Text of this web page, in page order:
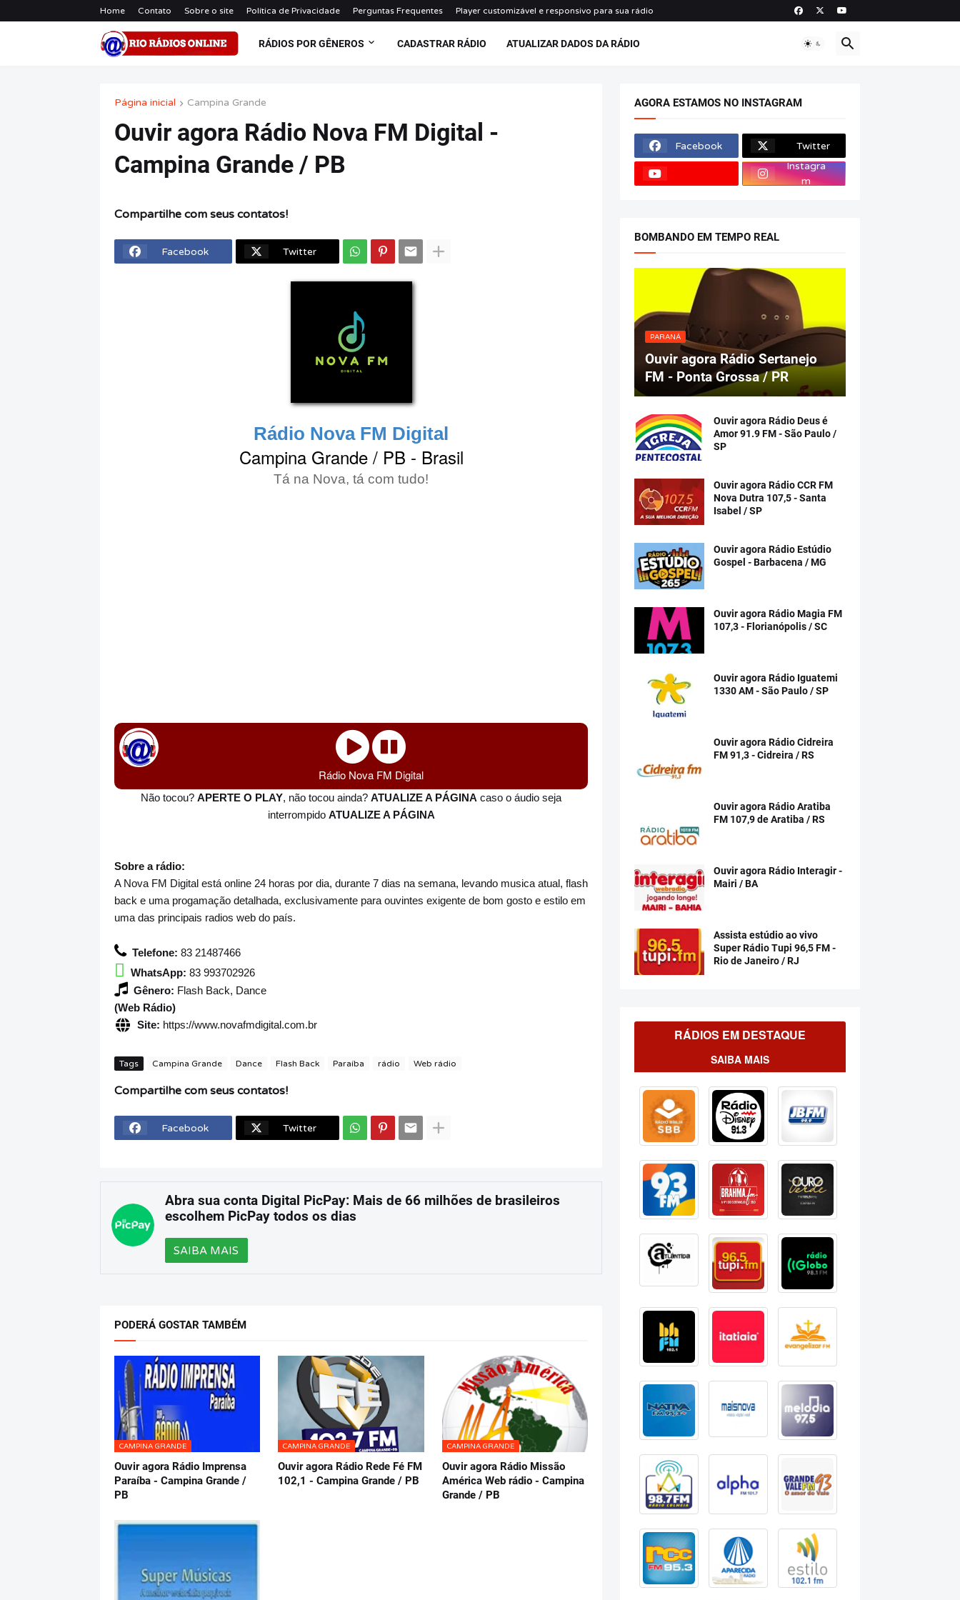
Home Contato Sobre o site Política de Privacidade Perguntas Frequentes Player customizável e responsivo para sua rádio
RÁDIOS POR GÊNEROS CADASTRAR RÁDIO ATUALIZAR DADOS DA RÁDIO
Página inicial Campina Grande
Ouvir agora Rádio Nova FM Digital -
Campina Grande / PB
Compartilhe com seus contatos!
Facebook Twitter
Rádio Nova FM Digital
Campina Grande / PB - Brasil
Tá na Nova, tá com tudo!
Rádio Nova FM Digital
Não tocou? APERTE O PLAY, não tocou ainda? ATUALIZE A PÁGINA caso o áudio seja
interrompido ATUALIZE A PÁGINA
Sobre a rádio:
A Nova FM Digital está online 24 horas por dia, durante 7 dias na semana, levando musica atual, flash
back e uma progamação detalhada, exclusivamente para ouvintes exigente de bom gosto e estilo em
uma das principais radios web do país.
Telefone: 83 21487466
WhatsApp: 83 993702926
Gênero: Flash Back, Dance
(Web Rádio)
Site: https://www.novafmdigital.com.br
Tags Campina Grande Dance Flash Back Paraíba rádio Web rádio
Compartilhe com seus contatos!
Facebook Twitter
Abra sua conta Digital PicPay: Mais de 66 milhões de brasileiros
escolhem PicPay todos os dias
SAIBA MAIS
PODERÁ GOSTAR TAMBÉM
CAMPINA GRANDE
Ouvir agora Rádio Imprensa
Paraíba - Campina Grande /
PB
CAMPINA GRANDE
Ouvir agora Rádio Rede Fé FM
102,1 - Campina Grande / PB
CAMPINA GRANDE
Ouvir agora Rádio Missão
América Web rádio - Campina
Grande / PB
AGORA ESTAMOS NO INSTAGRAM
Facebook
Twitter
Instagra
m
BOMBANDO EM TEMPO REAL
PARANÁ
Ouvir agora Rádio Sertanejo
FM - Ponta Grossa / PR
Ouvir agora Rádio Deus é
Amor 91.9 FM - São Paulo /
SP
Ouvir agora Rádio CCR FM
Nova Dutra 107,5 - Santa
Isabel / SP
Ouvir agora Rádio Estúdio
Gospel - Barbacena / MG
Ouvir agora Rádio Magia FM
107,3 - Florianópolis / SC
Ouvir agora Rádio Iguatemi
1330 AM - São Paulo / SP
Ouvir agora Rádio Cidreira
FM 91,3 - Cidreira / RS
Ouvir agora Rádio Aratiba
FM 107,9 de Aratiba / RS
Ouvir agora Rádio Interagir -
Mairi / BA
Assista estúdio ao vivo
Super Rádio Tupi 96,5 FM -
Rio de Janeiro / RJ
RÁDIOS EM DESTAQUE
SAIBA MAIS